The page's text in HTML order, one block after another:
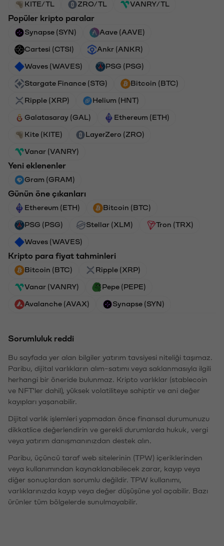
KITE/TL ZRO/TL VANRY/TL
Popüler kripto paralar
Synapse (SYN) Aave (AAVE)
Cartesi (CTSI) Ankr (ANKR)
Waves (WAVES) PSG (PSG)
Stargate Finance (STG) Bitcoin (BTC)
Ripple (XRP) Helium (HNT)
Galatasaray (GAL) Ethereum (ETH)
Kite (KITE) LayerZero (ZRO)
Vanar (VANRY)
Yeni eklenenler
Gram (GRAM)
Günün öne çıkanları
Ethereum (ETH) Bitcoin (BTC)
PSG (PSG) Stellar (XLM) Tron (TRX)
Waves (WAVES)
Kripto para fiyat tahminleri
Bitcoin (BTC) Ripple (XRP)
Vanar (VANRY) Pepe (PEPE)
Avalanche (AVAX) Synapse (SYN)
Sorumluluk reddi
Bu sayfada yer alan bilgiler yatırım tavsiyesi niteliği taşımaz.
Paribu, dijital varlıkların alım-satımı veya saklanmasıyla ilgili
herhangi bir öneride bulunmaz. Kripto varlıklar (stablecoin
ve NFT'ler dahil), yüksek volatiliteye sahiptir ve ani değer
kayıpları yaşanabilir.
Dijital varlık işlemleri yapmadan önce finansal durumunuzu
dikkatlice değerlendirin ve gerekli durumlarda hukuk, vergi
veya yatırım danışmanınızdan destek alın.
Paribu, üçüncü taraf web sitelerinin (TPW) içeriklerinden
veya kullanımından kaynaklanabilecek zarar, kayıp veya
diğer sonuçlardan sorumlu değildir. TPW kullanımı,
varlıklarınızda kayıp veya değer düşüşüne yol açabilir. Bazı
ürünler tüm bölgelerde sunulmayabilir.